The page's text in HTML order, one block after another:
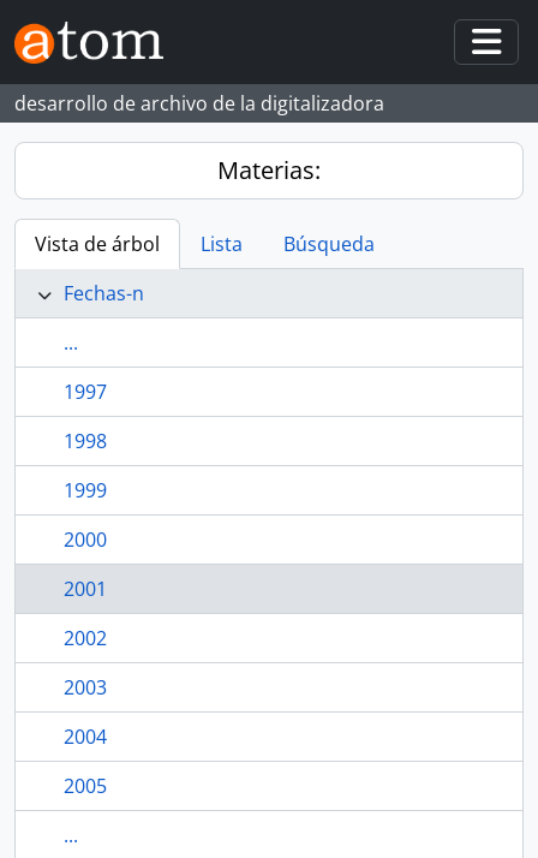
Skip to main content
desarrollo de archivo de la digitalizadora
Materias:
Vista de árbol Lista
Búsqueda
Fechas-n
...
1997
1998
1999
2000
2001
2002
2003
2004
2005
...